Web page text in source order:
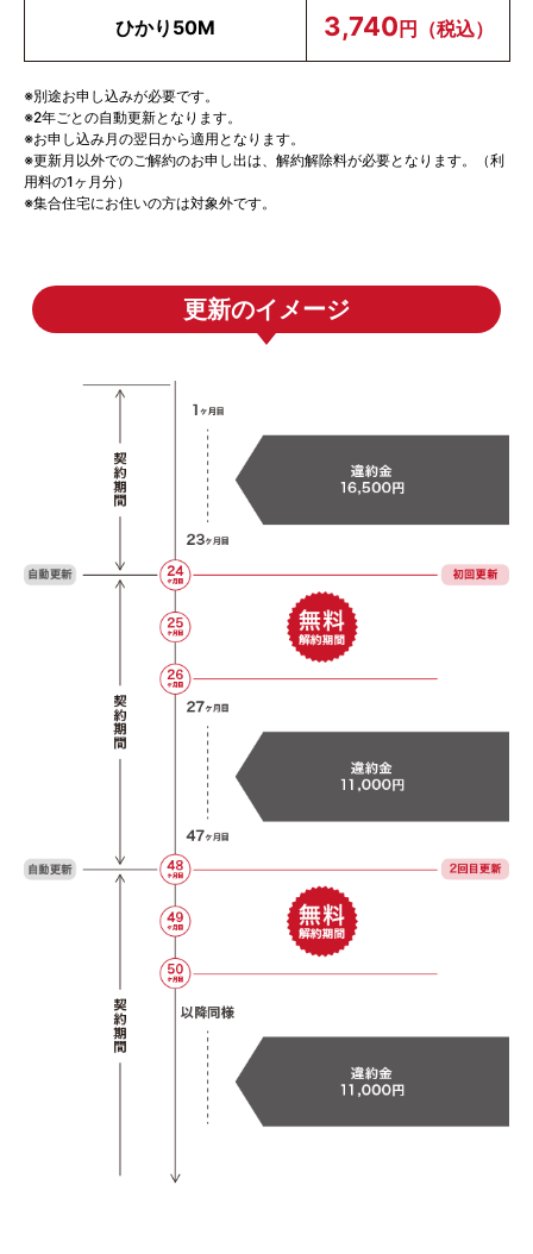
ひかり50M 3,740 円（税込）
※別途お申し込みが必要です。
※2年ごとの自動更新となります。
※お申し込み月の翌日から適用となります。
※更新月以外でのご解約のお申し出は、解約解除料が必要となります。（利
用料の1ヶ月分）
※集合住宅にお住いの方は対象外です。
更新のイメージ